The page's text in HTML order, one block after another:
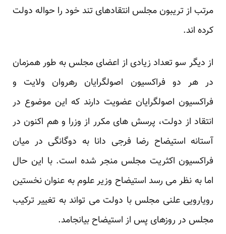
مرتب از تریبون مجلس انتقادهای تند خود را حواله دولت
کرده اند.
از دیگر سو تعداد زیادی از اعضای مجلس به طور همزمان
در هر دو فراکسیون اصولگرایان رهروان ولایت و
فراکسیون اصولگرایان عضویت دارند که این موضوع در
انتقاد از دولت، پرسش های مکرر از وزرا و هم اکنون در
آستانه استیضاح رضا فرجی دانا به دوگانگی در میان
فراکسیون اکثریت مجلس منجر شده است. با این حال
اما به نظر می رسد استیضاح وزیر علوم به عنوان نخستین
رویارویی علنی مجلس با دولت می تواند به تغییر ترکیب
مجلس در روزهای پس از استیضاح بیانجامد.